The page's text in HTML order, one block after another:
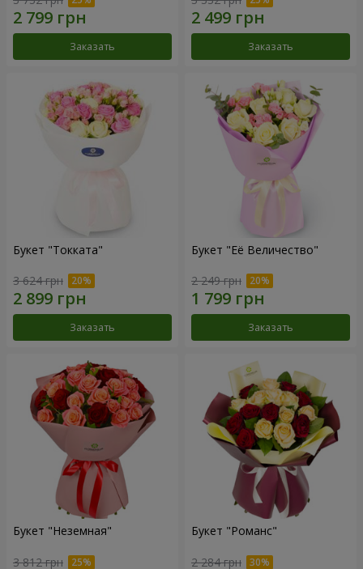
Заказать Заказать
Букет "Токката"
3 624 грн
Заказать
Букет "Её Величество"
2 249 грн
Заказать
Букет "Неземная"
3 812 грн
Букет "Романс"
2 284 грн